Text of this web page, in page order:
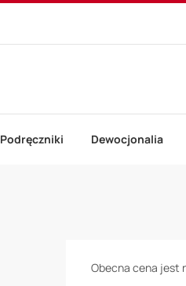
Podręczniki Dewocjonalia
Obecna cena jest